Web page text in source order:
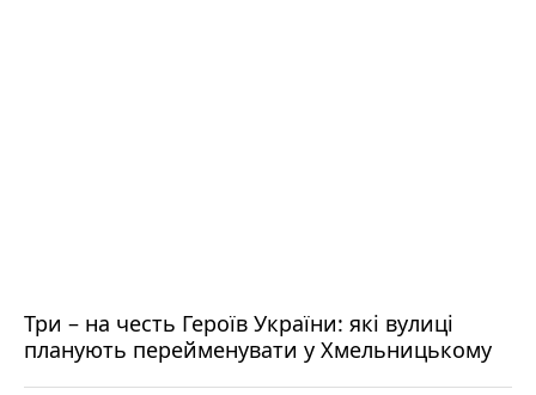
Три – на честь Героїв України: які вулиці
планують перейменувати у Хмельницькому